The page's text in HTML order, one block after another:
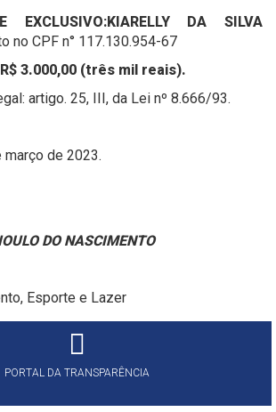
EXCLUSIVO:KIARELLY DA SILVA
no CPF n° 117.130.954-67
R$ 3.000,00 (três mil reais).
artigo. 25, III, da Lei nº 8.666/93.
de 2023.
DO NASCIMENTO
Esporte e Lazer
PORTAL DA TRANSPARÊNCIA